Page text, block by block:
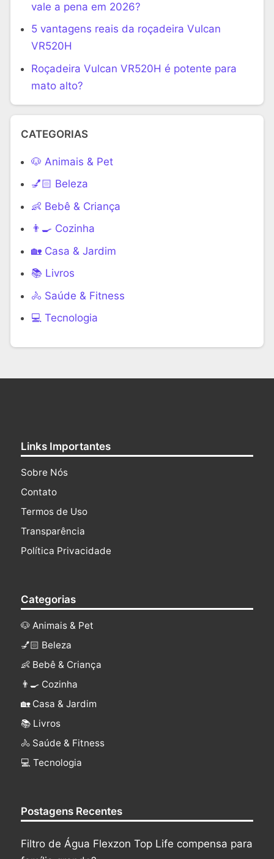
vale a pena em 2026?
5 vantagens reais da roçadeira Vulcan
VR520H
Roçadeira Vulcan VR520H é potente para
mato alto?
CATEGORIAS
🐶 Animais & Pet
💅🏻 Beleza
👶 Bebê & Criança
👨‍🍳 Cozinha
🏡 Casa & Jardim
📚 Livros
🚴 Saúde & Fitness
‍💻 Tecnologia
Links Importantes
Sobre Nós
Contato
Termos de Uso
Transparência
Política Privacidade
Categorias
🐶 Animais & Pet
💅🏻 Beleza
👶 Bebê & Criança
👨‍🍳 Cozinha
🏡 Casa & Jardim
📚 Livros
🚴 Saúde & Fitness
‍💻 Tecnologia
Postagens Recentes
Filtro de Água Flexzon Top Life compensa para